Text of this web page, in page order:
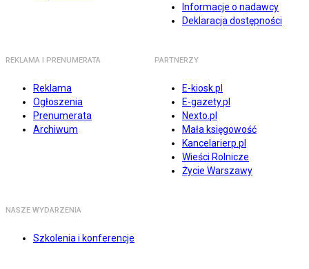
Informacje o nadawcy
Deklaracja dostępności
REKLAMA I PRENUMERATA
Reklama
Ogłoszenia
Prenumerata
Archiwum
PARTNERZY
E-kiosk.pl
E-gazety.pl
Nexto.pl
Mała księgowość
Kancelarierp.pl
Wieści Rolnicze
Życie Warszawy
NASZE WYDARZENIA
Szkolenia i konferencje